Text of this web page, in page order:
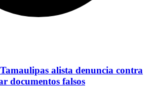
alista denuncia contra
documentos falsos